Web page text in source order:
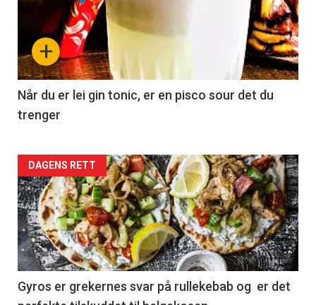
+
Når du er lei gin tonic, er en pisco sour det du
trenger
Forsiden
akkurat
nå
-
2
DAGENS RETT
Gyros er grekernes svar på rullekebab og er det